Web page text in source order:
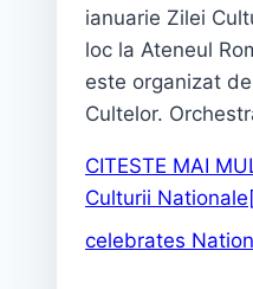
ianuarie Zilei
loc la Ateneul
este organizat
Cultelor.
CITESTE MAI
Culturii
celebrates